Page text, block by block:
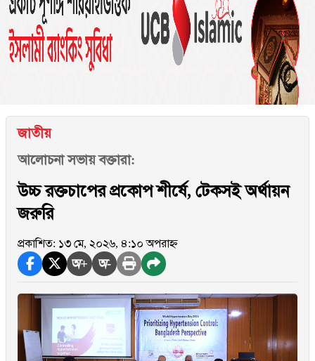
জাতীয়
আলোচনা সভায় বক্তারা:
উচ্চ রক্তচাপের প্রকোপ শীর্ষে, টেকসই অর্থায়ন
জরুরি
প্রকাশিত: ১৩ মে, ২০২৬, ৪:১০ অপরাহ্ন
অ+ অ-